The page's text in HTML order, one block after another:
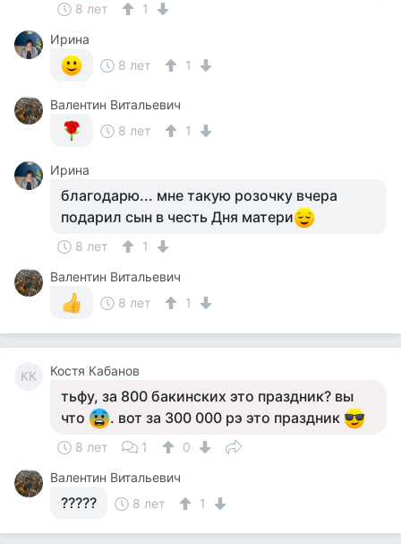
8 лет
1
Ирина
8 лет
1
Валентин Витальевич
8 лет
1
Ирина
благодарю... мне такую розочку вчера
подарил сын в честь Дня матери
8 лет
1
Валентин Витальевич
8 лет
1
КК Костя Кабанов
тьфу, за 800 бакинских это праздник? вы
что
. вот за 300 000 рэ это праздник
8 лет 1
0
Валентин Витальевич
????? 8 лет 1